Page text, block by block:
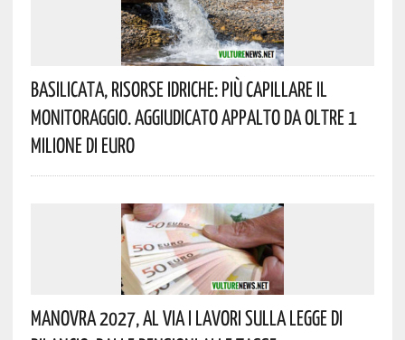
Basilicata, Risorse Idriche: Più Capillare Il
Monitoraggio. Aggiudicato Appalto Da Oltre 1
Milione Di Euro
Manovra 2027, Al Via I Lavori Sulla Legge Di